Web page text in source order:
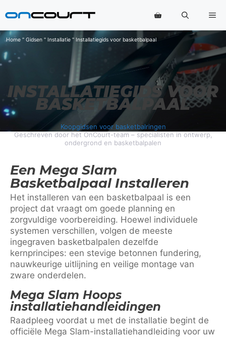
naar
inhoud
Home " Gidsen " Installatie " Installatiegids voor basketbalpaal
INSTALLATIEGIDS VOOR
BASKETBALPAAL
Koopgidsen voor basketbalringen
Geschreven door het OnCourt-team – specialisten in ontwerp,
ondergrond en basketbalpalen
Een Mega Slam
Basketbalpaal Installeren
Het installeren van een basketbalpaal is een
project dat vraagt om goede planning en
zorgvuldige voorbereiding. Hoewel individuele
systemen verschillen, volgen de meeste
ingegraven basketbalpalen dezelfde
kernprincipes: een stevige betonnen fundering,
nauwkeurige uitlijning en veilige montage van
zware onderdelen.
Mega Slam Hoops
installatiehandleidingen
Raadpleeg voordat u met de installatie begint de
officiële Mega Slam-installatiehandleiding voor uw